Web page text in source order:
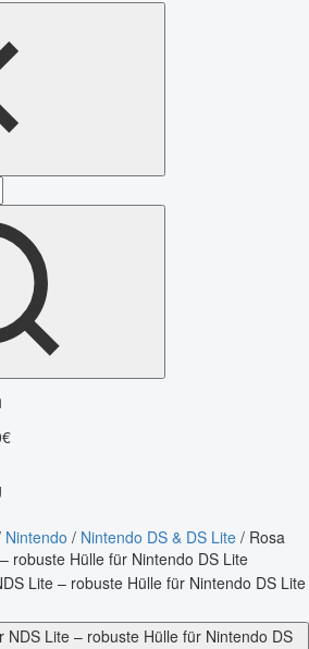
Nintendo / Nintendo DS & DS Lite / Rosa
robuste Hülle für Nintendo DS Lite